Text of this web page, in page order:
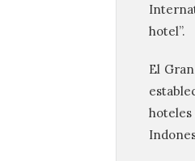
hotel”.
El
hoteles